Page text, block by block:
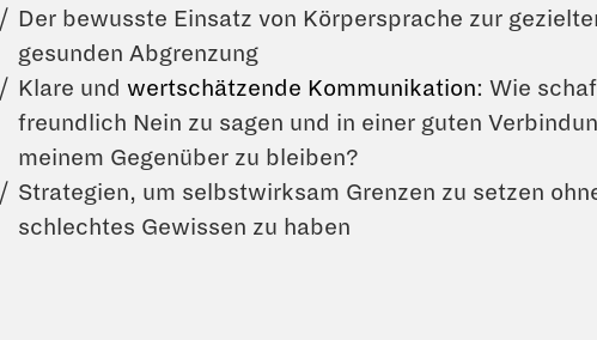
Der bewusste Einsatz von Körpersprache zur
gesunden Abgrenzung
Klare und wertschätzende Kommunikation: Wie
freundlich Nein zu sagen und in einer guten
meinem Gegenüber zu bleiben?
Strategien, um selbstwirksam Grenzen zu setzen
schlechtes Gewissen zu haben